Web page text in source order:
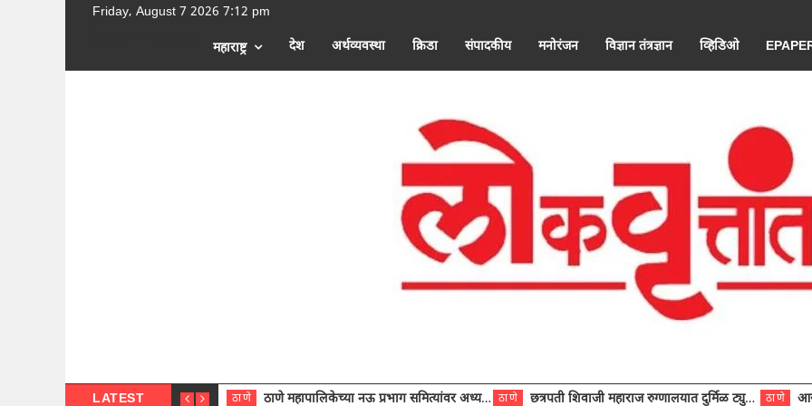
Friday, August 7 2026 7:12 pm
महाराष्ट्र देश अर्थव्यवस्था क्रिडा संपादकीय मनोरंजन विज्ञान तंत्रज्ञान व्हिडिओ
LATEST ठाणे ठाणे महापालिकेच्या नऊ प्रभाग समित्यांवर अध्यक्ष विराजमान ठाणे छत्रपती शिवाजी महाराज रुग्णालयात दुर्मिळ ट्युमरची यशस्वी शस्त्रक्रिया ठाणे आरोग्य